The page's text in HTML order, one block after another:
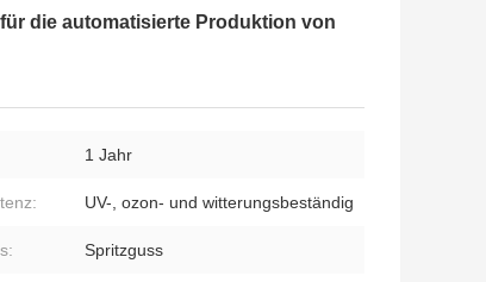
die automatisierte Produktion von
1 Jahr
UV-, ozon- und witterungsbeständig
Spritzguss